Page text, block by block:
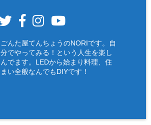
ごんた屋てんちょうのNORIです。自
分でやってみる！という人生を楽し
んでます。LEDから始まり料理、住
まい全般なんでもDIYです！